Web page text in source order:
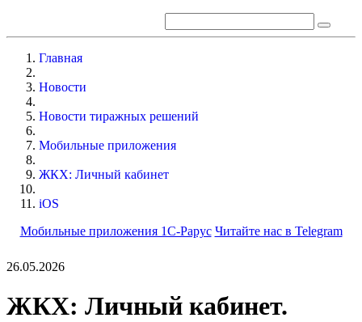
Главная
Новости
Новости тиражных решений
Мобильные приложения
ЖКХ: Личный кабинет
iOS
Мобильные приложения 1С-Рарус Читайте нас в Telegram
26.05.2026
ЖКХ: Личный кабинет.